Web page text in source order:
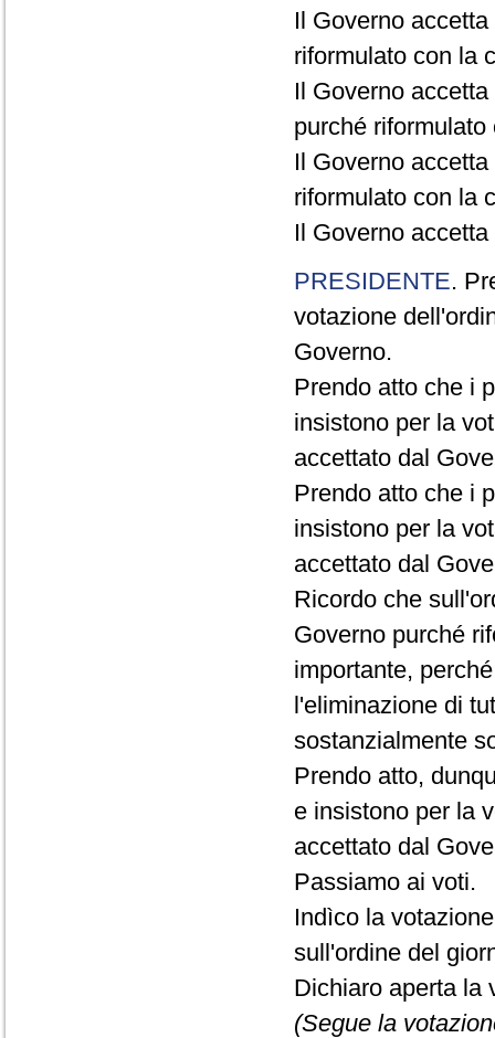
Il Governo
riformulato con la
Il Governo
purché
Il Governo
riformulato con la
Il Governo
PRESIDENTE.
votazione
Governo.
Prendo atto che i
insistono per la
accettato dal
Prendo atto che i
insistono per la
accettato dal
Ricordo che
Governo purché
importante,
l'eliminazione di
sostanzialmente
Prendo atto,
e insistono per la
accettato dal
Passiamo ai voti.
Indìco la
sull'ordine del
Dichiaro aperta la
(Segue la